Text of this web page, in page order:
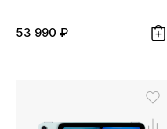
53 990 ₽